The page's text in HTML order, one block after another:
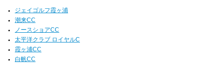
ジェイゴルフ霞ヶ浦
潮来CC
ノースショアCC
太平洋クラブ ロイヤルC
霞ヶ浦CC
白帆CC